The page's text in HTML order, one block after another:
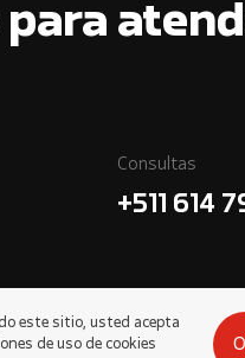
para
Consultas
+511 614
este sitio, usted acepta
de uso de cookies